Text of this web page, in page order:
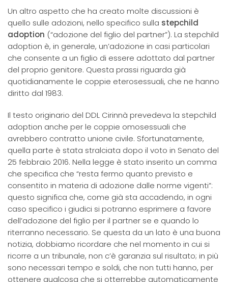
Un altro aspetto che ha creato molte discussioni è
quello sulle adozioni, nello specifico sulla stepchild
adoption (“adozione del figlio del partner”). La stepchild
adoption è, in generale, un’adozione in casi particolari
che consente a un figlio di essere adottato dal partner
del proprio genitore. Questa prassi riguarda già
quotidianamente le coppie eterosessuali, che ne hanno
diritto dal 1983.
Il testo originario del DDL Cirinnà prevedeva la stepchild
adoption anche per le coppie omosessuali che
avrebbero contratto unione civile. Sfortunatamente,
quella parte è stata stralciata dopo il voto in Senato del
25 febbraio 2016. Nella legge è stato inserito un comma
che specifica che “resta fermo quanto previsto e
consentito in materia di adozione dalle norme vigenti”:
questo significa che, come già sta accadendo, in ogni
caso specifico i giudici si potranno esprimere a favore
dell’adozione del figlio per il partner se e quando lo
riterranno necessario. Se questa da un lato è una buona
notizia, dobbiamo ricordare che nel momento in cui si
ricorre a un tribunale, non c’è garanzia sul risultato; in più
sono necessari tempo e soldi, che non tutti hanno, per
ottenere qualcosa che si otterrebbe automaticamente